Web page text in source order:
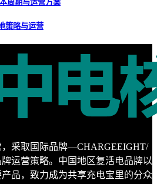
周期与运营方案
策略与运营
采取国际品牌—CHARGEEIGHT/
运营策略。中国地区复活电品牌以
品，致力成为共享充电宝里的分众